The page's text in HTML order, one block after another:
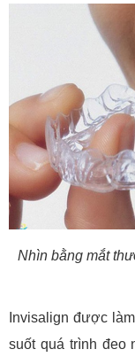
Nhìn bằng mắt
Invisalign được
suốt quá trình đeo